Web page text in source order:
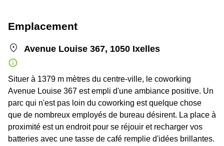
Emplacement
Avenue Louise 367, 1050 Ixelles
Situer à 1379 m mètres du centre-ville, le coworking
Avenue Louise 367 est empli d'une ambiance positive. Un
parc qui n'est pas loin du coworking est quelque chose
que de nombreux employés de bureau désirent. La place à
proximité est un endroit pour se réjouir et recharger vos
batteries avec une tasse de café remplie d'idées brillantes.